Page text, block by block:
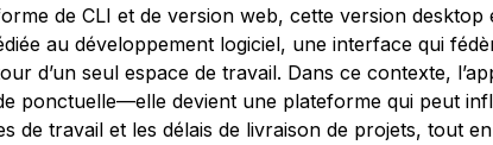
de CLI et de version web, cette version desktop
au développement logiciel, une interface qui
d’un seul espace de travail. Dans ce contexte,
ponctuelle—elle devient une plateforme qui peut
de travail et les délais de livraison de projets, tout